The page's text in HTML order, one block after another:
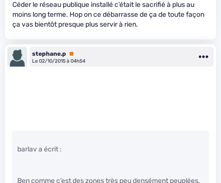
Céder le réseau publique installé c’était le sacrifié à plus au
moins long terme. Hop on ce débarrasse de ça de toute façon
ça vas bientôt presque plus servir à rien.
stephane.p
Premium
Le 02/10/2015 à 04h54
barlav a écrit :
Ben comme c’est des zones très peu densément peuplées,